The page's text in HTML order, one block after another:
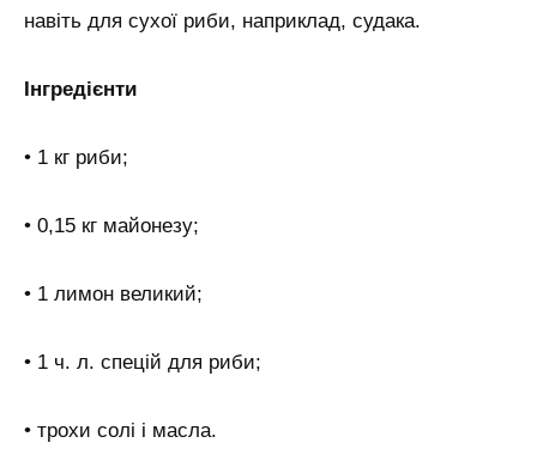
навіть для сухої риби, наприклад, судака.
Інгредієнти
• 1 кг риби;
• 0,15 кг майонезу;
• 1 лимон великий;
• 1 ч. л. спецій для риби;
• трохи солі і масла.